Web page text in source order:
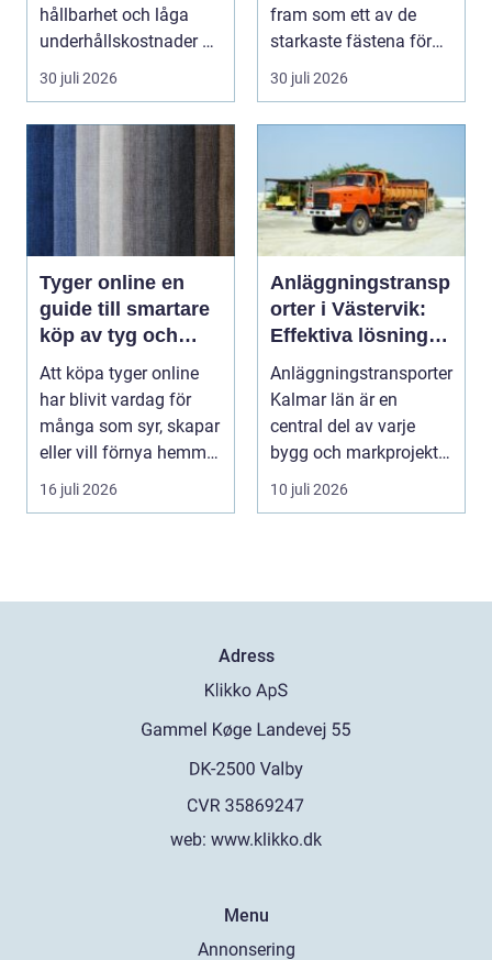
hållbarhet och låga
underhållskostnader är
viktigare än läg...
30 juli 2026
fram som ett av de
starkaste fästena för
s...
30 juli 2026
Tyger online en
guide till smartare
köp av tyg och
hemtextil
Att köpa tyger online
har blivit vardag för
många som syr, skapar
eller vill förnya hemmet
utan att ...
16 juli 2026
Anläggningstransp
orter i Västervik:
Effektiva lösningar
för bygg och
markarbete
Anläggningstransporter
Kalmar län är en
central del av varje
bygg och markprojekt i
o...
10 juli 2026
Adress
web: www.klikko.dk
Menu
Annonsering